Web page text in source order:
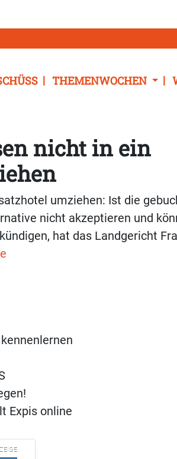
THEMENWOCHEN
nicht in ein
umziehen: Ist die
nicht akzeptieren und
hat das Landgericht
Expis online